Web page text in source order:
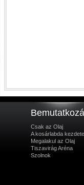
Csak az Olaj
A kosárlabda kezdete
Megalakul az Olaj
Tiszavirág Aréna
Szolnok